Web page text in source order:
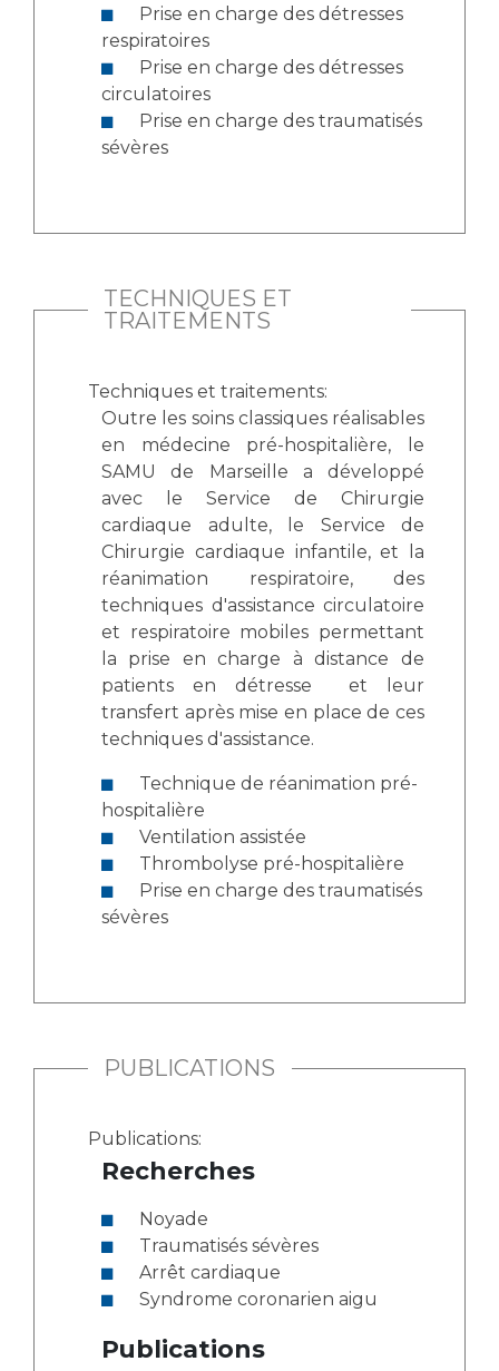
Nos indicateurs qualité et de sécurité des soins
Protection des données
Prise en charge des détresses
respiratoires
Prise en charge des détresses
circulatoires
Prise en charge des traumatisés
sévères
TECHNIQUES ET
TRAITEMENTS
Techniques et traitements:
Outre les soins classiques réalisables
en médecine pré-hospitalière, le
SAMU de Marseille a développé
avec le Service de Chirurgie
cardiaque adulte, le Service de
Chirurgie cardiaque infantile, et la
réanimation respiratoire, des
techniques d'assistance circulatoire
et respiratoire mobiles permettant
la prise en charge à distance de
patients en détresse et leur
transfert après mise en place de ces
techniques d'assistance.
Technique de réanimation pré-
hospitalière
Ventilation assistée
Thrombolyse pré-hospitalière
Prise en charge des traumatisés
sévères
PUBLICATIONS
Publications:
Recherches
Noyade
Traumatisés sévères
Arrêt cardiaque
Syndrome coronarien aigu
Publications